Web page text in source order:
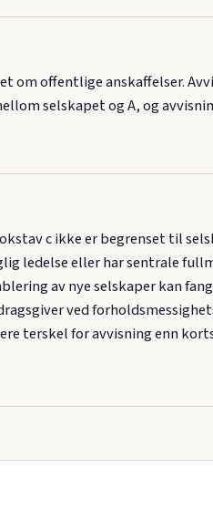
om offentlige anskaffelser.
selskapet og A, og
c ikke er begrenset til
ledelse eller har sentrale
av nye selskaper kan
ved
terskel for avvisning enn